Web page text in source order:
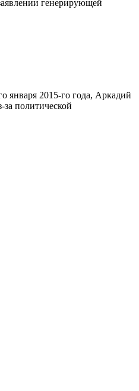
генерирующей
января 2015-го года, Аркадий
политической